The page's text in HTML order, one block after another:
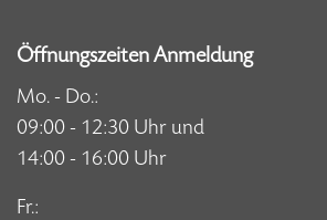
Öffnungszeiten Anmeldung
Mo. - Do.:
09:00 - 12:30 Uhr und
14:00 - 16:00 Uhr
Fr.: